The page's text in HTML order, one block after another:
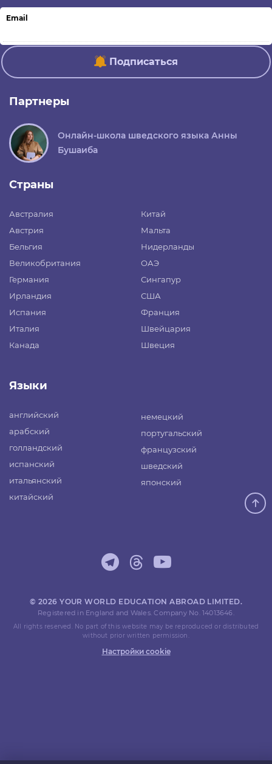
Email
Подписаться
Партнеры
Онлайн-школа шведского языка Анны
Бушаиба
Страны
Австралия
Австрия
Бельгия
Великобритания
Германия
Ирландия
Испания
Италия
Канада
Китай
Мальта
Нидерланды
ОАЭ
Сингапур
США
Франция
Швейцария
Швеция
Языки
английский
арабский
голландский
испанский
итальянский
китайский
немецкий
португальский
французский
шведский
японский
© 2026 YOUR WORLD EDUCATION ABROAD LIMITED.
Registered in England and Wales. Company No. 14013646.
All rights reserved. No part of this website may be reproduced or distributed
without prior written permission.
Настройки cookie